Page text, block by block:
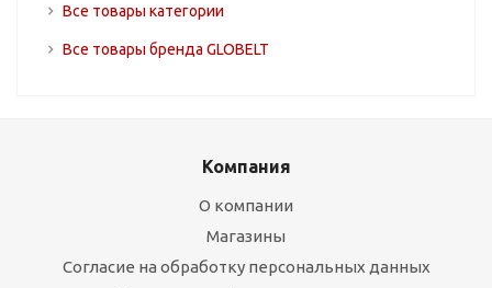
Все товары категории
Все товары бренда GLOBELT
Компания
О компании
Магазины
Согласие на обработку персональных данных